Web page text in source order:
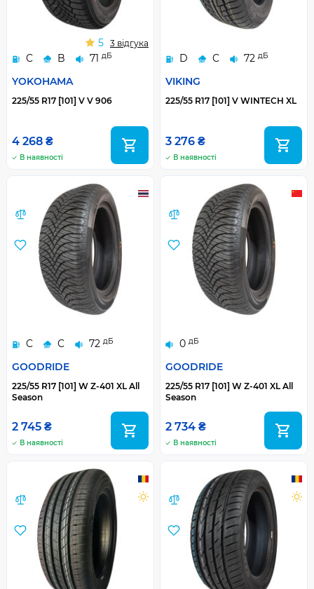
C B 71 дБ
YOKOHAMA
5 3 відгука
225/55 R17 [101] V V 906
4 268 ₴
В наявності
D C 72 дБ
VIKING
225/55 R17 [101] V WINTECH XL
3 276 ₴
В наявності
C C 72 дБ
GOODRIDE
225/55 R17 [101] W Z-401 XL All
Season
2 745 ₴
В наявності
0 дБ
GOODRIDE
225/55 R17 [101] W Z-401 XL All
Season
2 734 ₴
В наявності